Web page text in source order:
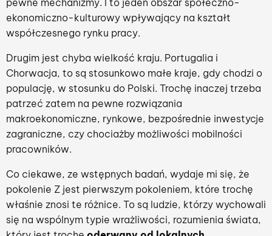
pewne mechanizmy. I to jeden obszar społeczno-
ekonomiczno-kulturowy wpływający na kształt
współczesnego rynku pracy.
Drugim jest chyba wielkość kraju. Portugalia i
Chorwacja, to są stosunkowo małe kraje, gdy chodzi o
populację, w stosunku do Polski. Trochę inaczej trzeba
patrzeć zatem na pewne rozwiązania
makroekonomiczne, rynkowe, bezpośrednie inwestycje
zagraniczne, czy chociażby możliwości mobilności
pracowników.
Co ciekawe, ze wstępnych badań, wydaje mi się, że
pokolenie Z jest pierwszym pokoleniem, które trochę
właśnie znosi te różnice. To są ludzie, którzy wychowali
się na wspólnym typie wrażliwości, rozumienia świata,